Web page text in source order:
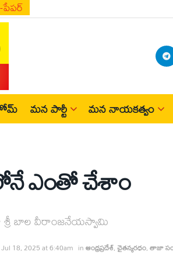
మన పార్టీ మన నాయకత్వం
ఎంతో చేశాం
బాల వీరాంజనేయస్వామి
Jul 18, 2025 at 6:40am inఆంధ్రప్రదేశ్,చైతన్యరధం,తాజా